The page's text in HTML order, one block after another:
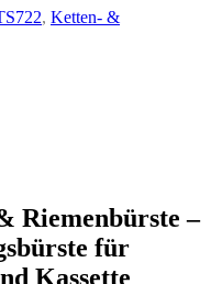
, Ketten- &
Riemenbürste –
für
Kassette